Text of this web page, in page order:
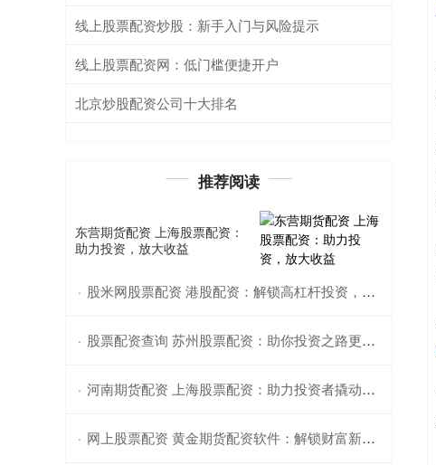
线上股票配资炒股：新手入门与风险提示
线上股票配资网：低门槛便捷开户
北京炒股配资公司十大排名
推荐阅读
东营期货配资 上海股票配资：
助力投资，放大收益
· 股米网股票配资 港股配资：解锁高杠杆投资，把握港股市场机遇
· 股票配资查询 苏州股票配资：助你投资之路更顺畅
· 河南期货配资 上海股票配资：助力投资者撬动更大收益
· 网上股票配资 黄金期货配资软件：解锁财富新境界